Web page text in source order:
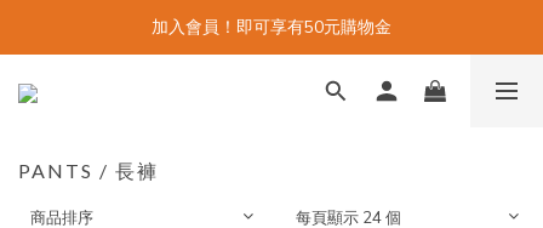
加入會員！即可享有50元購物金
PANTS / 長褲
商品排序 每頁顯示 24 個